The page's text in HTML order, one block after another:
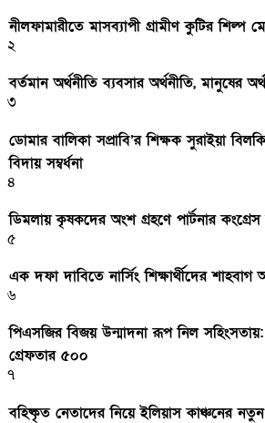
নীলফামারীতে মাসব্যাপী গ্রামীণ কুটির শিল্প
২
বর্তমান অর্থনীতি ব্যবসার অর্থনীতি, মানুষের
৩
ডোমার বালিকা সপ্রাবি’র শিক্ষক সুরাইয়া
বিদায় সম্বর্ধনা
৪
ডিমলায় কৃষকদের অংশ গ্রহণে পার্টনার কংগ্রেস
৫
এক দফা দাবিতে নার্সিং শিক্ষার্থীদের
৬
পিএসজির বিজয় উন্মাদনা রূপ নিল
গ্রেফতার ৫০০
৭
বহিষ্কৃত নেতাদের নিয়ে ইলিয়াস কাঞ্চনের